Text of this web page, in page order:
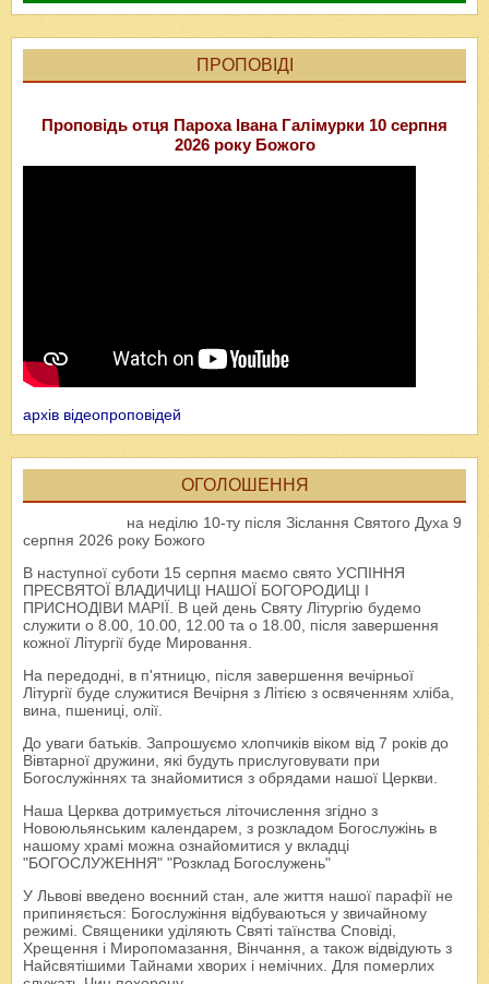
ПРОПОВІДІ
Проповідь отця Пароха Івана Галімурки 10 серпня
2026 року Божого
архів відеопроповідей
ОГОЛОШЕННЯ
на неділю 10-ту після Зіслання Святого Духа 9
серпня 2026 року Божого
В наступної суботи 15 серпня маємо свято УСПІННЯ
ПРЕСВЯТОЇ ВЛАДИЧИЦІ НАШОЇ БОГОРОДИЦІ І
ПРИСНОДІВИ МАРІЇ. В цей день Святу Літургію будемо
служити о 8.00, 10.00, 12.00 та о 18.00, після завершення
кожної Літургії буде Мировання.
На передодні, в п'ятницю, після завершення вечірньої
Літургії буде служитися Вечірня з Літією з освяченням хліба,
вина, пшениці, олії.
До уваги батьків. Запрошуємо хлопчиків віком від 7 років до
Вівтарної дружини, які будуть прислуговувати при
Богослужіннях та знайомитися з обрядами нашої Церкви.
Наша Церква дотримується літочислення згідно з
Новоюльянським календарем, з розкладом Богослужінь в
нашому храмі можна ознайомитися у вкладці
"БОГОСЛУЖЕННЯ" "Розклад Богослужень"
У Львові введено воєнний стан, але життя нашої парафії не
припиняється: Богослужіння відбуваються у звичайному
режимі. Священики уділяють Святі таїнства Сповіді,
Хрещення і Миропомазання, Вінчання, а також відвідують з
Найсвятішими Тайнами хворих і немічних. Для померлих